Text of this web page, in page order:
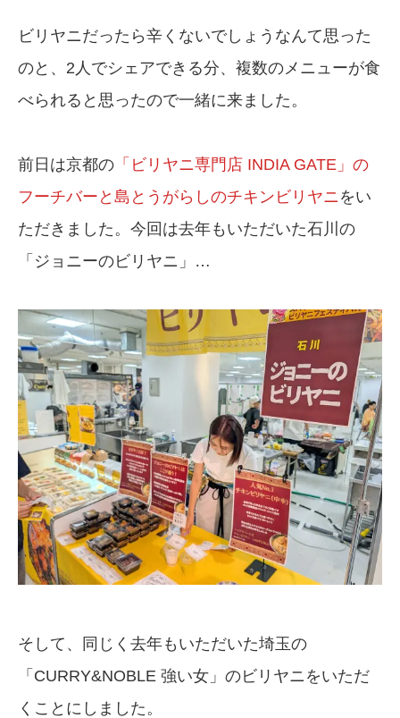
ビリヤニだったら辛くないでしょうなんて思った
のと、2人でシェアできる分、複数のメニューが食
べられると思ったので一緒に来ました。
前日は京都の 「ビリヤニ専門店 INDIA GATE」の
フーチバーと島とうがらしのチキンビリヤニ をい
ただきました。今回は去年もいただいた石川の
「ジョニーのビリヤニ」…
そして、同じく去年もいただいた埼玉の
「CURRY&NOBLE 強い女」のビリヤニをいただ
くことにしました。